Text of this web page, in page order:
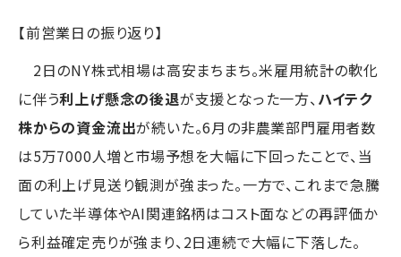
【前営業日の振り返り】
2日のNY株式相場は高安まちまち。米雇用統計の軟化
に伴う利上げ懸念の後退が支援となった一方、 ハイテク
株からの資金流出が続いた。6月の非農業部門雇用者数
は5万7000人増と市場予想を大幅に下回ったことで、当
面の利上げ見送り観測が強まった。一方で、これまで急騰
していた半導体やAI関連銘柄はコスト面などの再評価か
ら利益確定売りが強まり、2日連続で大幅に下落した。